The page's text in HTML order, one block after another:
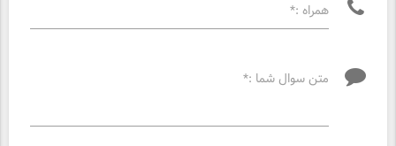
همراه :*
متن سوال شما :*